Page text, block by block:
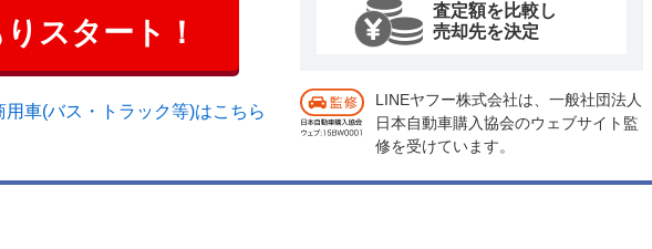
スタート！
用車(バス・トラック等)はこちら
査定額を比較し
売却先を決定
LINEヤフー株式会社は、一般社団法人
日本自動車購入協会のウェブサイト監
修を受けています。